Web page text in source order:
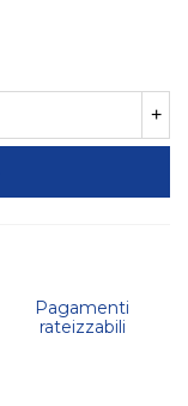
+
Pagamenti
rateizzabili